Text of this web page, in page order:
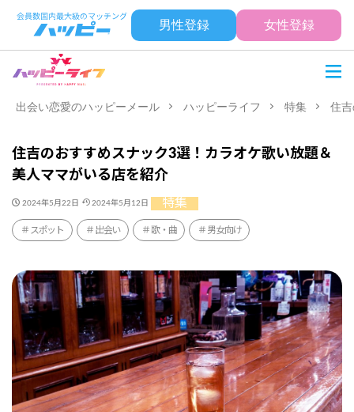
男性登録 女性登録
出会い恋愛のハッピーメール ハッピーライフ 特集 住
住吉のおすすめスナック3選！カラオケ歌い放題＆
美人ママがいる店を紹介
2024年5月22日 2024年5月12日 特集
スポット 出会い 歌・曲 男女向け